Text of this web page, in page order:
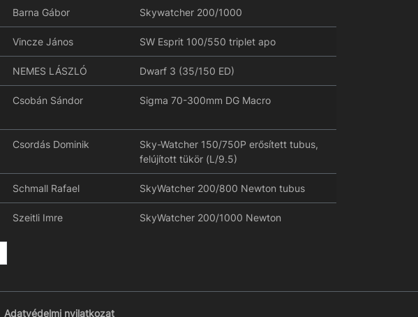
Barna Gábor Skywatcher 200/1000
Vincze János SW Esprit 100/550 triplet apo
NEMES LÁSZLÓ Dwarf 3 (35/150 ED)
Csobán Sándor Sigma 70-300mm DG Macro
Csordás Dominik
Sky-Watcher 150/750P erősített tubus,
felújított tükör (L/9.5)
Schmall Rafael SkyWatcher 200/800 Newton tubus
Szeitli Imre SkyWatcher 200/1000 Newton
Adatvédelmi nyilatkozat